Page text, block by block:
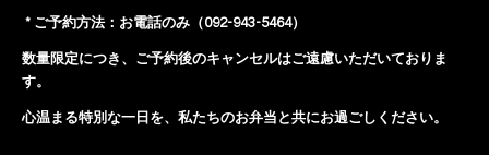
* ご予約方法：お電話のみ（092-943-5464）
数量限定につき、ご予約後のキャンセルはご遠慮いただいておりま
す。
心温まる特別な一日を、私たちのお弁当と共にお過ごしください。